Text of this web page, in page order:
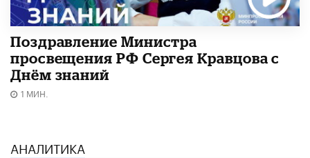
Поздравление Министра
просвещения РФ Сергея Кравцова с
Днём знаний
1 МИН.
АНАЛИТИКА